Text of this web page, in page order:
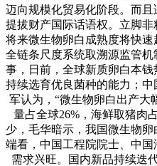
迈向规模化贸易化阶段。而且
提拔财产国际话语权。立脚非
将来微生物卵白成熟度将快
全链条尺度系统取溯源监管
事，日前，全球新质卵白本
持续选育优良菌种的能力；
军认为，“微生物卵白出产大
量占全球26%，海鲜取猪肉
少，毛华暗示，我国微生物
端看，中国工程院院士、中
需求兴旺。国内新品持续迭